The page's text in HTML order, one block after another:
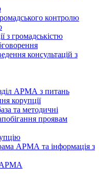
контролю
з громадськістю
консультацій з
АРМА з питань
корупції
та методичні
проявам
АРМА та інформація з
АРМА